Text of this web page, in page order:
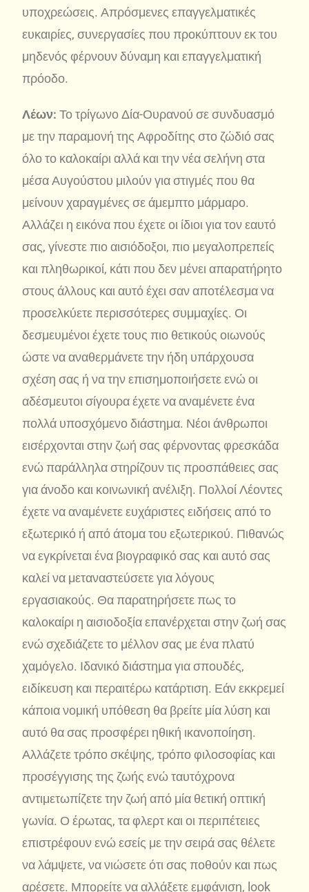
υποχρεώσεις. Απρόσμενες επαγγελματικές
ευκαιρίες, συνεργασίες που προκύπτουν εκ του
μηδενός φέρνουν δύναμη και επαγγελματική
πρόοδο.
Λέων: Το τρίγωνο Δία-Ουρανού σε συνδυασμό
με την παραμονή της Αφροδίτης στο ζώδιό σας
όλο το καλοκαίρι αλλά και την νέα σελήνη στα
μέσα Αυγούστου μιλούν για στιγμές που θα
μείνουν χαραγμένες σε άμεμπτο μάρμαρο.
Αλλάζει η εικόνα που έχετε οι ίδιοι για τον εαυτό
σας, γίνεστε πιο αισιόδοξοι, πιο μεγαλοπρεπείς
και πληθωρικοί, κάτι που δεν μένει απαρατήρητο
στους άλλους και αυτό έχει σαν αποτέλεσμα να
προσελκύετε περισσότερες συμμαχίες. Οι
δεσμευμένοι έχετε τους πιο θετικούς οιωνούς
ώστε να αναθερμάνετε την ήδη υπάρχουσα
σχέση σας ή να την επισημοποιήσετε ενώ οι
αδέσμευτοι σίγουρα έχετε να αναμένετε ένα
πολλά υποσχόμενο διάστημα. Νέοι άνθρωποι
εισέρχονται στην ζωή σας φέρνοντας φρεσκάδα
ενώ παράλληλα στηρίζουν τις προσπάθειες σας
για άνοδο και κοινωνική ανέλιξη. Πολλοί Λέοντες
έχετε να αναμένετε ευχάριστες ειδήσεις από το
εξωτερικό ή από άτομα του εξωτερικού. Πιθανώς
να εγκρίνεται ένα βιογραφικό σας και αυτό σας
καλεί να μεταναστεύσετε για λόγους
εργασιακούς. Θα παρατηρήσετε πως το
καλοκαίρι η αισιοδοξία επανέρχεται στην ζωή σας
ενώ σχεδιάζετε το μέλλον σας με ένα πλατύ
χαμόγελο. Ιδανικό διάστημα για σπουδές,
ειδίκευση και περαιτέρω κατάρτιση. Εάν εκκρεμεί
κάποια νομική υπόθεση θα βρείτε μία λύση και
αυτό θα σας προσφέρει ηθική ικανοποίηση.
Αλλάζετε τρόπο σκέψης, τρόπο φιλοσοφίας και
προσέγγισης της ζωής ενώ ταυτόχρονα
αντιμετωπίζετε την ζωή από μία θετική οπτική
γωνία. Ο έρωτας, τα φλερτ και οι περιπέτειες
επιστρέφουν ενώ εσείς με την σειρά σας θέλετε
να λάμψετε, να νιώσετε ότι σας ποθούν και πως
αρέσετε. Μπορείτε να αλλάξετε εμφάνιση, look